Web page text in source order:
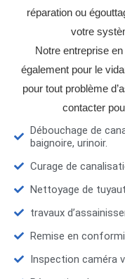
réparation ou
votre
Notre entreprise
également pour le
pour tout problème
contacter
Débouchage de
baignoire, urinoir.
Curage de
Nettoyage de
travaux
Remise en
Inspection caméra